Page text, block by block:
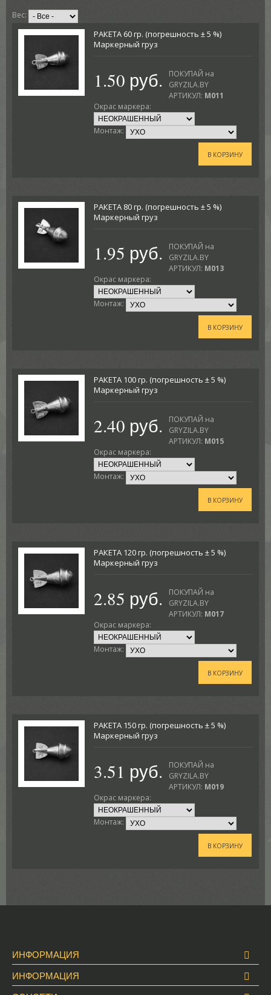
Вес:
РАКЕТА 60 гр. (погрешность ± 5 %)
Маркерный груз
1.50 руб.
ПОКУПАЙ на
GRYZILA.BY
АРТИКУЛ: M011
Окрас маркера:
Монтаж:
В КОРЗИНУ
РАКЕТА 80 гр. (погрешность ± 5 %)
Маркерный груз
1.95 руб.
ПОКУПАЙ на
GRYZILA.BY
АРТИКУЛ: M013
Окрас маркера:
Монтаж:
В КОРЗИНУ
РАКЕТА 100 гр. (погрешность ± 5 %)
Маркерный груз
2.40 руб.
ПОКУПАЙ на
GRYZILA.BY
АРТИКУЛ: M015
Окрас маркера:
Монтаж:
В КОРЗИНУ
РАКЕТА 120 гр. (погрешность ± 5 %)
Маркерный груз
2.85 руб.
ПОКУПАЙ на
GRYZILA.BY
АРТИКУЛ: M017
Окрас маркера:
Монтаж:
В КОРЗИНУ
РАКЕТА 150 гр. (погрешность ± 5 %)
Маркерный груз
3.51 руб.
ПОКУПАЙ на
GRYZILA.BY
АРТИКУЛ: M019
Окрас маркера:
Монтаж:
В КОРЗИНУ
ИНФОРМАЦИЯ
ИНФОРМАЦИЯ